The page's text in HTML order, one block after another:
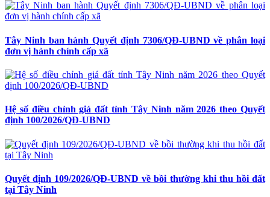
Tây Ninh ban hành Quyết định 7306/QĐ-UBND về phân loại
đơn vị hành chính cấp xã
Hệ số điều chỉnh giá đất tỉnh Tây Ninh năm 2026 theo Quyết
định 100/2026/QĐ-UBND
Quyết định 109/2026/QĐ-UBND về bồi thường khi thu hồi đất
tại Tây Ninh